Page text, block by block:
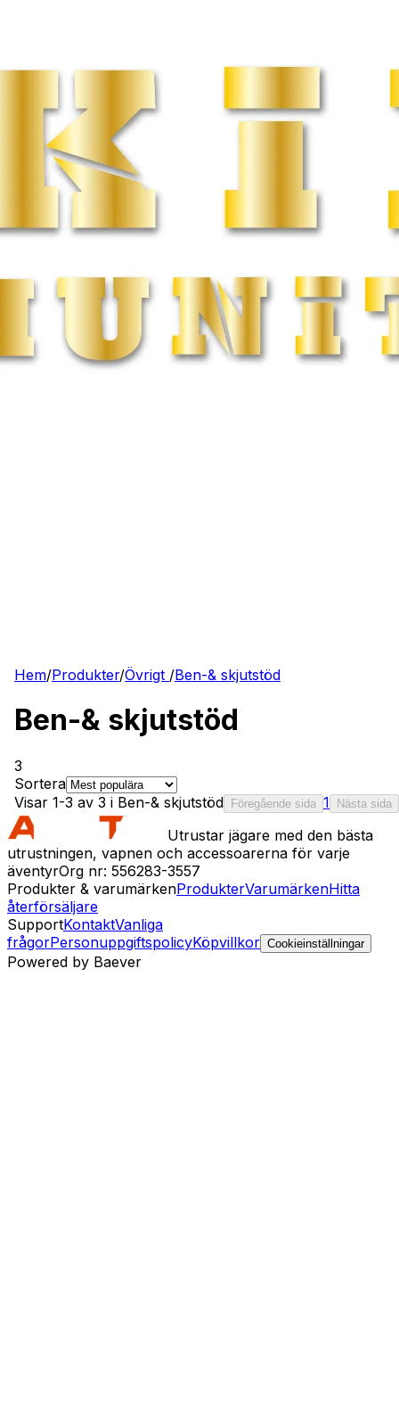
Hem/Produkter/Övrigt /Ben-& skjutstöd
Ben-& skjutstöd
3
Sortera
Visar 1-3 av 3 i Ben-& skjutstöd Föregående sida 1 Nästa sida
Utrustar jägare med den bästa
utrustningen, vapnen och accessoarerna för varje
äventyrOrg nr: 556283-3557
Produkter & varumärkenProdukterVarumärkenHitta
återförsäljare
SupportKontaktVanliga
frågorPersonuppgiftspolicyKöpvillkor Cookieinställningar
Powered by Baever